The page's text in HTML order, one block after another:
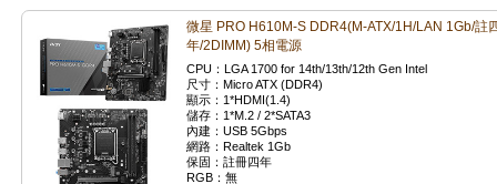
微星 PRO H610M-S DDR4(M-ATX/1H/LAN 1Gb/註
年/2DIMM) 5相電源
CPU：LGA 1700 for 14th/13th/12th Gen Intel
尺寸：Micro ATX (DDR4)
顯示：1*HDMI(1.4)
儲存：1*M.2 / 2*SATA3
內建：USB 5Gbps
網路：Realtek 1Gb
保固：註冊四年
RGB：無